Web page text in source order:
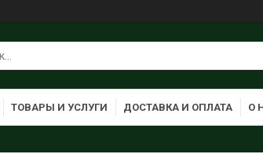
ТОВАРЫ И УСЛУГИ ДОСТАВКА И ОПЛАТА О